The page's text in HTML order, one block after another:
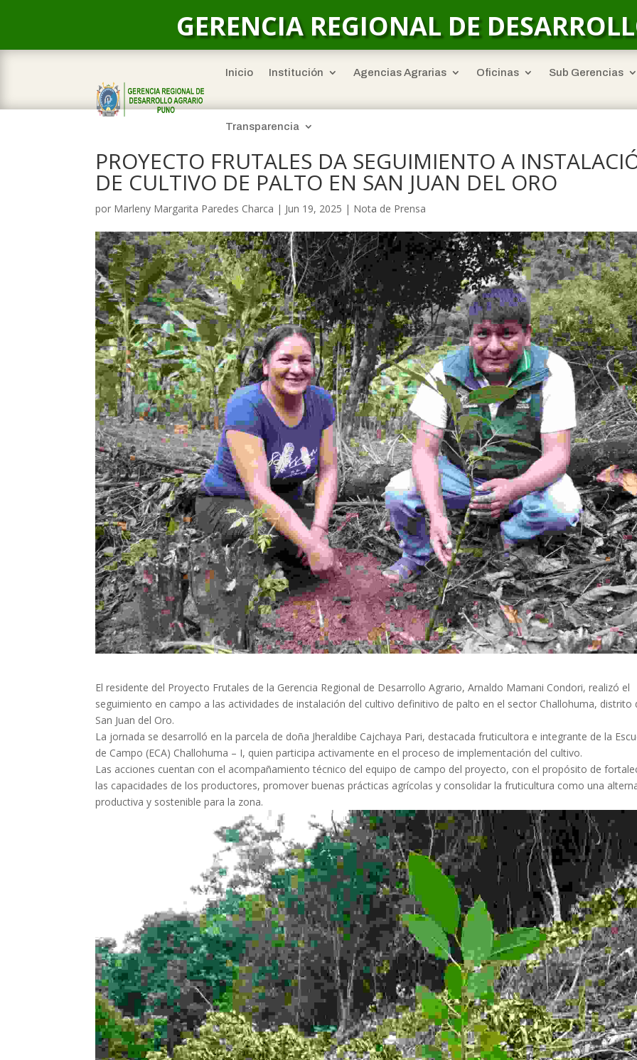
GERENCIA REGIONAL DE
Inicio Institución Agencias Agrarias Oficinas Sub Gerencias
Transparencia
PROYECTO FRUTALES DA SEGUIMIENTO A
DE CULTIVO DE PALTO EN SAN JUAN DEL ORO
por Marleny Margarita Paredes Charca | Jun 19, 2025 | Nota de Prensa
El residente del Proyecto Frutales de la Gerencia Regional de Desarrollo Agrario, Arnaldo Mamani Condori, realizó el
seguimiento en campo a las actividades de instalación del cultivo definitivo de palto en el sector Challohuma, distrito
San Juan del Oro.
La jornada se desarrolló en la parcela de doña Jheraldibe Cajchaya Pari, destacada fruticultora e integrante de la
de Campo (ECA) Challohuma – I, quien participa activamente en el proceso de implementación del cultivo.
Las acciones cuentan con el acompañamiento técnico del equipo de campo del proyecto, con el propósito de
las capacidades de los productores, promover buenas prácticas agrícolas y consolidar la fruticultura como una
productiva y sostenible para la zona.